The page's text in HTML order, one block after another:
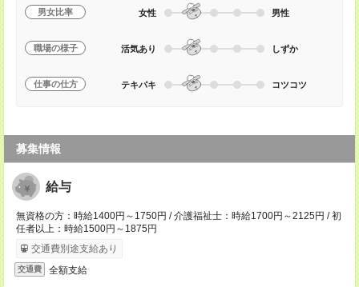
男女比率 女性 男性
職場の様子 活気あり しずか
仕事の仕方 テキパキ コツコツ
募集情報
給与
無資格の方：時給1400円～1750円 / 介護福祉士：時給1700円～2125円 / 初
任者以上：時給1500円～1875円
交通費別途支給あり
交通費 全額支給